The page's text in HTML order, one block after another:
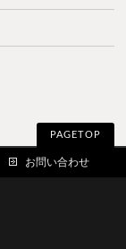
PAGETOP
お問い合わせ